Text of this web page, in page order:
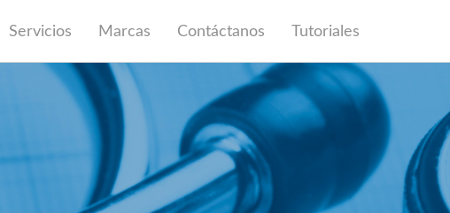
Servicios Marcas Contáctanos Tutoriales